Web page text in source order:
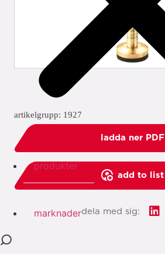
produkter
marknader
artikelgrupp: 1927
ladda ner PDF
add to list
dela med sig: